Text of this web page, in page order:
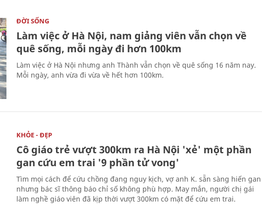
ĐỜI SỐNG
Làm việc ở Hà Nội, nam giảng viên vẫn chọn về
quê sống, mỗi ngày đi hơn 100km
Làm việc ở Hà Nội nhưng anh Thành vẫn chọn về quê sống 16 năm nay.
Mỗi ngày, anh vừa đi vừa về hết hơn 100km.
KHỎE - ĐẸP
Cô giáo trẻ vượt 300km ra Hà Nội 'xẻ' một phần
gan cứu em trai '9 phần tử vong'
Tìm mọi cách để cứu chồng đang nguy kịch, vợ anh K. sẵn sàng hiến gan
nhưng bác sĩ thông báo chỉ số không phù hợp. May mắn, người chị gái
làm nghề giáo viên đã kịp thời vượt 300km có mặt để cứu em trai.